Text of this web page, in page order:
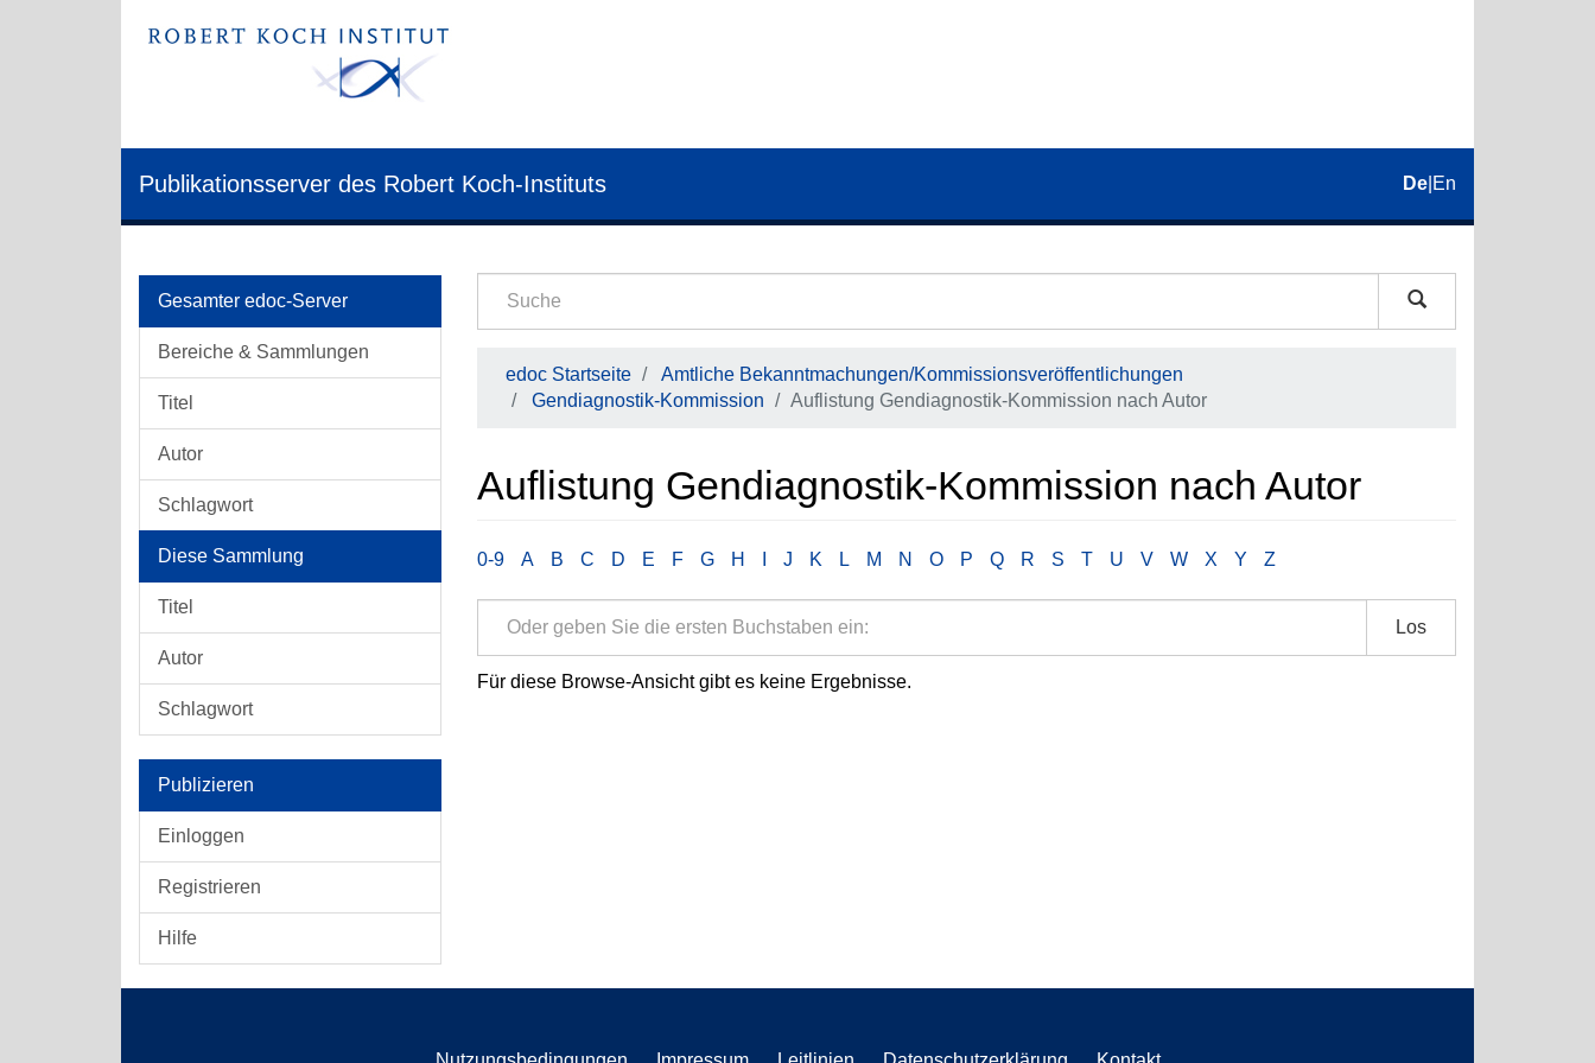
Publikationsserver des Robert Koch-Instituts De En
Gesamter edoc-Server
Bereiche & Sammlungen
Titel
Autor
Schlagwort
Diese Sammlung
Titel
Autor
Schlagwort
Publizieren
Einloggen
Registrieren
Hilfe
edoc Startseite
Amtliche Bekanntmachungen/Kommissionsveröffentlichungen
Gendiagnostik-Kommission
Auflistung Gendiagnostik-Kommission nach Autor
Auflistung Gendiagnostik-Kommission nach Autor
0-9 A B C D E F G H J K L M N O P Q R S T U V W X Y Z
Los
Für diese Browse-Ansicht gibt es keine Ergebnisse.